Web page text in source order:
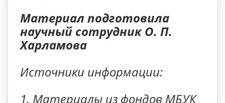
Материал подготовила
научный сотрудник О. П.
Харламова
Источники информации:
1. Материалы из фондов МБУК